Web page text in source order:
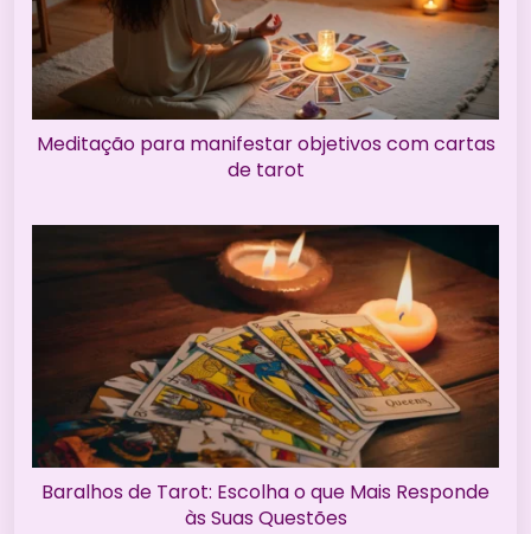
Meditação para manifestar objetivos com cartas
de tarot
Baralhos de Tarot: Escolha o que Mais Responde
às Suas Questões